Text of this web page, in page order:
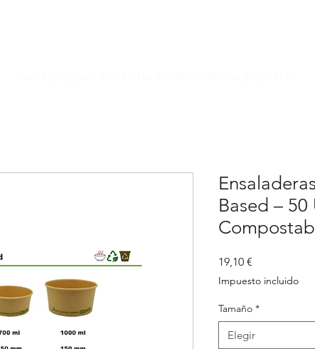
Based – 50
19,10 €
Impuesto incluido
Tamaño *
Elegir